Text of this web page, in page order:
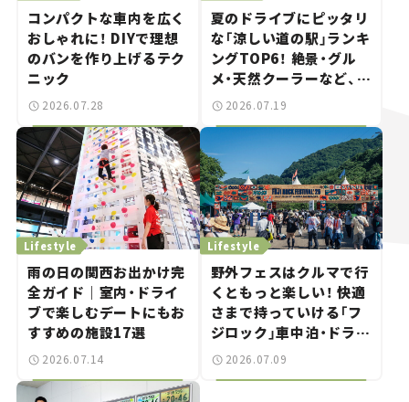
コンパクトな車内を広く
おしゃれに！ DIYで理想
のバンを作り上げるテク
ニック
2026.07.28
夏のドライブにピッタリ
な「涼しい道の駅」ランキ
ングTOP6！ 絶景・グル
メ・天然クーラーなど、避
暑におすすめのスポット
推し駅ガイド】vol.15
2026.07.19
Lifestyle
雨の日の関西お出かけ完
全ガイド｜室内・ドライ
ブで楽しむデートにもお
すすめの施設17選
2026.07.14
Lifestyle
野外フェスはクルマで行
くともっと楽しい！ 快適
さまで持っていける「フ
ジロック」車中泊・ドライ
ブガイド。
2026.07.09